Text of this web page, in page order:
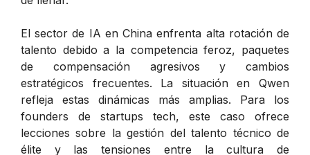
El sector de IA en China enfrenta alta rotación de
talento debido a la competencia feroz, paquetes
de compensación agresivos y cambios
estratégicos frecuentes. La situación en Qwen
refleja estas dinámicas más amplias. Para los
founders de startups tech, este caso ofrece
lecciones sobre la gestión del talento técnico de
élite y las tensiones entre la cultura de